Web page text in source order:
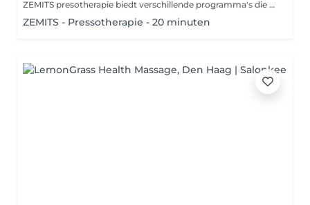
ZEMITS presotherapie biedt verschillende programma's die zich richten op specifieke behoeften van cliënten: 1. **Detoxificatieprogramma**: Ondersteunt het lymfesysteem en verwijdert gifstoffen uit het lichaam. 2. **Vetverbrandingsprogramma**: Versnelt de stofwisseling en helpt bij het afvallen. 3. **Huidverstevigingsprogramma**: Stimuleert de collageenproductie en verstevigt de huid. 4. **Herstelprogramma**: Vermindert spanning in de spieren en bevordert een snellere regeneratie na fysieke activiteit. 5. **Ontspannings- en wellnessprogramma**: Biedt stressverlichting en een aangename, ontspannende ervaring. 6. **Programma ter verbetering van de doorbloeding**: Helpt de doorbloeding van de ledematen te verbeteren en vermindert zwellingen. Deze programma's kunnen worden gepersonaliseerd op basis van de behoeften van elke cliënt, wat zorgt voor effectieve therapeutische resultaten. Presotherapie heeft enkele contra-indicaties: 1. Zwangerschap 2. Infectieziekten 3. Hartproblemen 4. Bloedstolsels 5. Huidziekten 6. Kanker 7. Ernstige neurologische aandoeningen 8. Lage bloeddruk 9. Ontstekingen Raadpleeg altijd een specialist om te zien of de therapie geschikt is.
ZEMITS - Pressotherapie - 20 minuten